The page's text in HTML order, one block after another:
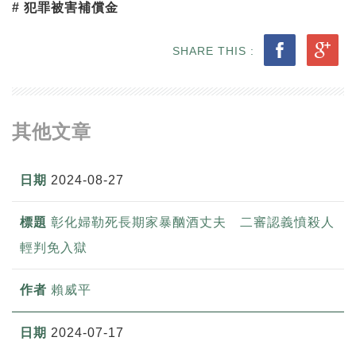
# 犯罪被害補償金
SHARE THIS :
其他文章
2024-08-27
彰化婦勒死長期家暴酗酒丈夫 二審認義憤殺人
輕判免入獄
賴威平
2024-07-17